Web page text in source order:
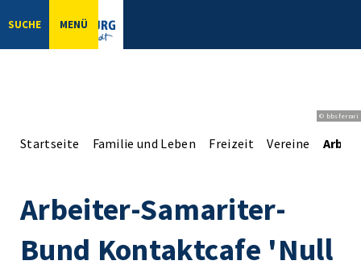
SUCHE MENÜ
© bbsferrari
Startseite Familie und Leben Freizeit Vereine
Arbeiter-Samariter-
Bund Kontaktcafe 'Null